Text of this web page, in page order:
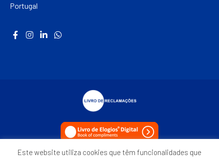
Portugal
Este website utiliza cookies que têm funcionalidades que